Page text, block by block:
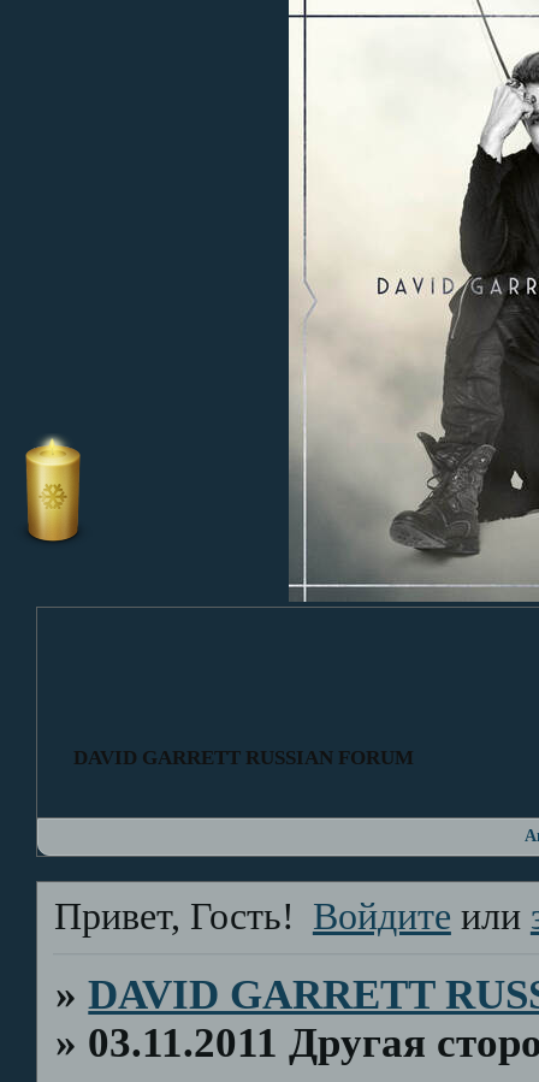
DAVID GARRETT RUSSIAN FORUM
Привет, Гость! Войдите или
»DAVID GARRETT
» 03.11.2011 Другая